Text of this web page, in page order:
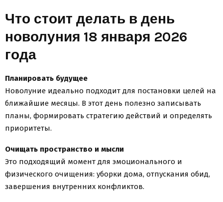
Что стоит делать в день
новолуния 18 января 2026
года
Планировать будущее
Новолуние идеально подходит для постановки целей на
ближайшие месяцы. В этот день полезно записывать
планы, формировать стратегию действий и определять
приоритеты.
Очищать пространство и мысли
Это подходящий момент для эмоционального и
физического очищения: уборки дома, отпускания обид,
завершения внутренних конфликтов.